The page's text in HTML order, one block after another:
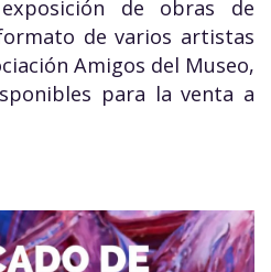
de obras de
de varios artistas
Amigos del Museo,
para la venta a